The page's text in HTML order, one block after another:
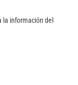
la información del